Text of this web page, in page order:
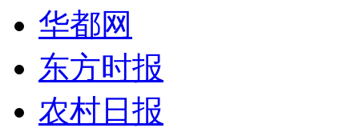
华都网
东方时报
农村日报